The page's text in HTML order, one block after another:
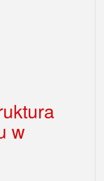
w